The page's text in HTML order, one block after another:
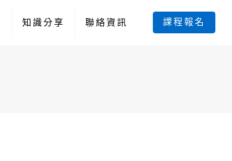
知識分享 聯絡資訊 課程報名